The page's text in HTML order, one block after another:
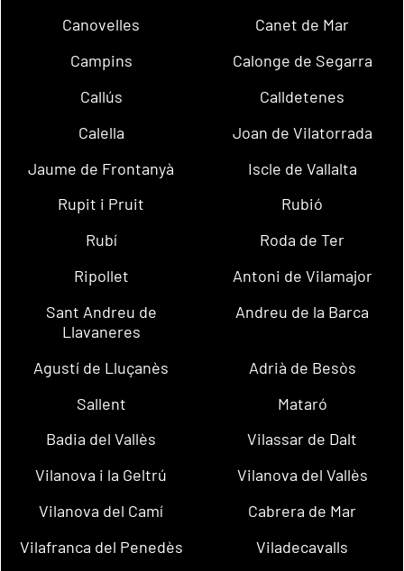
Canovelles
Canet de Mar
Campins
Calonge de Segarra
Callús
Calldetenes
Calella
Joan de Vilatorrada
Jaume de Frontanyà
Iscle de Vallalta
Rupit i Pruit
Rubió
Rubí
Roda de Ter
Ripollet
Antoni de Vilamajor
Sant Andreu de
Llavaneres
Andreu de la Barca
Agustí de Lluçanès
Adrià de Besòs
Sallent
Mataró
Badia del Vallès
Vilassar de Dalt
Vilanova i la Geltrú
Vilanova del Vallès
Vilanova del Camí
Cabrera de Mar
Vilafranca del Penedès
Viladecavalls